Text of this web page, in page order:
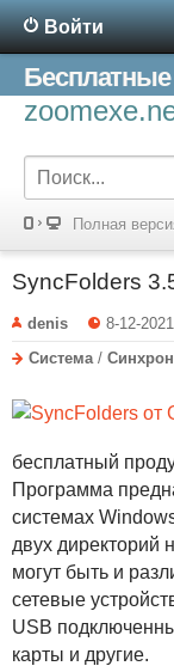
Войти
Полная
SyncFolders
denis 8-12-
Система /
бесплатный
Программа
системах
двух директорий
могут быть и
сетевые
USB
карты и другие.